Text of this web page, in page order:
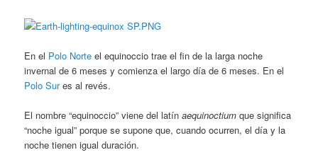
En el Polo Norte el equinoccio trae el fin de la larga noche
invernal de 6 meses y comienza el largo día de 6 meses. En el
Polo Sures al revés.
El nombre “equinoccio” viene del latínaequinoctium que significa
“noche igual” porque se supone que, cuando ocurren, el día y la
noche tienen igual duración.